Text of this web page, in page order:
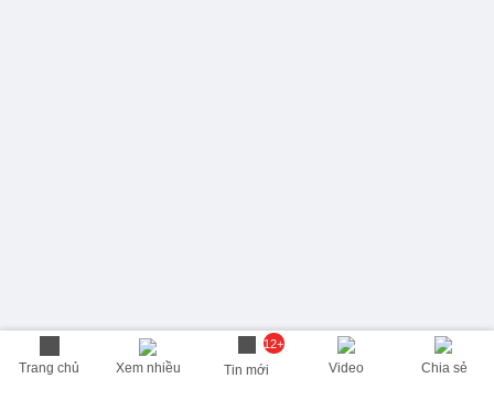
Trang chủ Xem nhiều
12+
Tin mới Video Chia sẻ